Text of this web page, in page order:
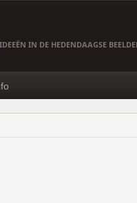
IN DE HEDENDAAGSE